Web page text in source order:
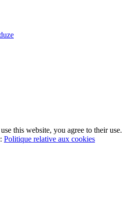
this website, you agree to their use.
Politique relative aux cookies